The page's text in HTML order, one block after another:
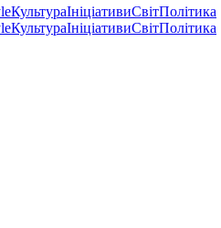
КультураІніціативиСвітПолітика
КультураІніціативиСвітПолітика